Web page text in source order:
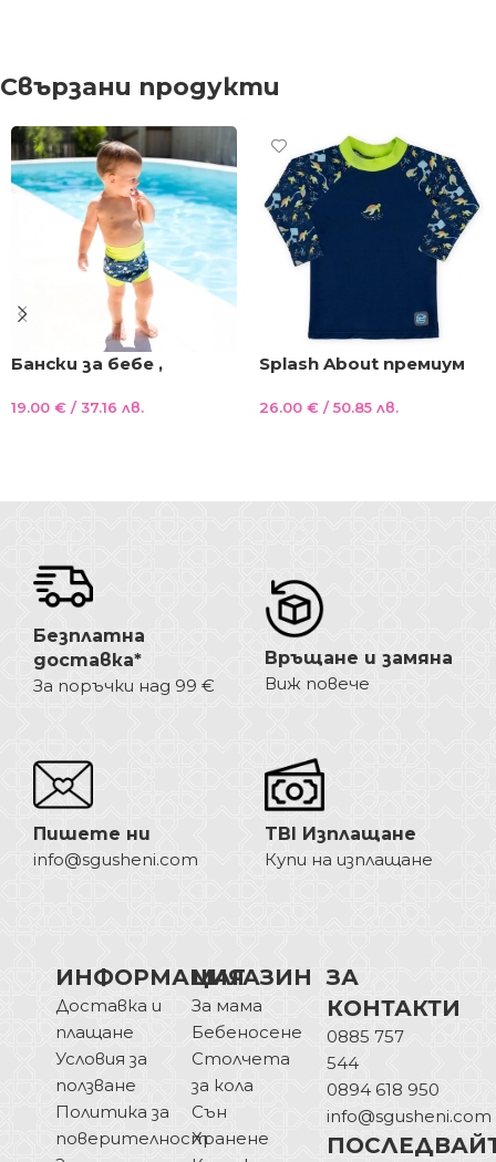
Свързани продукти
Бански за бебе ,
плуване SplashAbout
19.00 € / 37.16 лв.
Splash About премиум
, 40+ UVA и UVB лъчи
26.00 € / 50.85 лв.
Безплатна
доставка*
За поръчки над 99 €
Връщане и замяна
Виж повече
Пишете ни
info@sgusheni.com
TBI Изплащане
Купи на изплащане
ИНФОРМАЦИЯ
Доставка и
плащане
Условия за
ползване
Политика за
поверителност
МАГАЗИН
За мама
Бебеносене
Столчета
за кола
Сън
Хранене
ЗА
КОНТАКТИ
0885 757
544
0894 618 950
info@sgusheni.com